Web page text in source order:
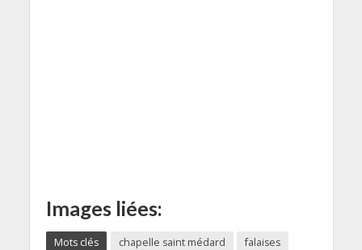
Images liées:
Mots clés chapelle saint médard
falaises